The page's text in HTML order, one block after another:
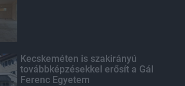
Kecskeméten is szakirányú
továbbképzésekkel erősít a Gál
Ferenc Egyetem